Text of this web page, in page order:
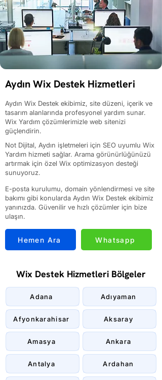
Aydın Wix Destek Hizmetleri
Aydın Wix Destek ekibimiz, site düzeni, içerik ve
tasarım alanlarında profesyonel yardım sunar.
Wix Yardım çözümlerimizle web sitenizi
güçlendirin.
Not Dijital, Aydın işletmeleri için SEO uyumlu Wix
Yardım hizmeti sağlar. Arama görünürlüğünüzü
artırmak için özel Wix optimizasyon desteği
sunuyoruz.
E-posta kurulumu, domain yönlendirmesi ve site
bakımı gibi konularda Aydın Wix Destek ekibimiz
yanınızda. Güvenilir ve hızlı çözümler için bize
ulaşın.
Hemen Ara Whatsapp
Wix Destek Hizmetleri Bölgeler
Adana
Afyonkarahisar
Amasya
Antalya
Adıyaman
Aksaray
Ankara
Ardahan